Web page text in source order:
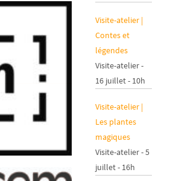
Visite-atelier |
Contes et
légendes
Visite-atelier -
16 juillet - 10h
Visite-atelier |
Les plantes
magiques
Visite-atelier - 5
juillet - 16h